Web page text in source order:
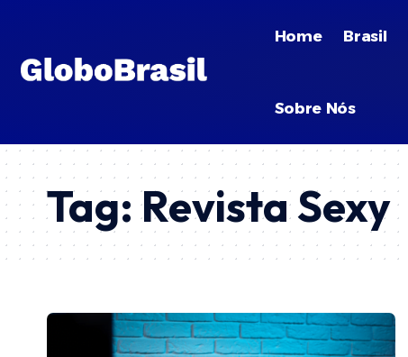
Home Brasil
Sobre Nós
Tag:Revista Sexy